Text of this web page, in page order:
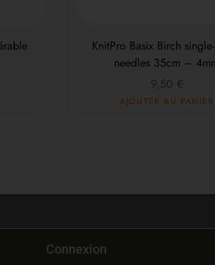
KnitPro Basix Birch
needles 35cm –
9,50 €
AJOUTER AU PANIER
Connexion